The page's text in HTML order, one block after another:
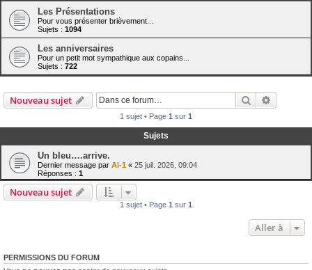
Les Présentations
Pour vous présenter brièvement...
Sujets : 1094
Les anniversaires
Pour un petit mot sympathique aux copains...
Sujets : 722
Nouveau sujet Rechercher
1 sujet • Page 1 sur 1
Sujets
Un bleu….arrive.
Dernier message par Al-1 « 25 juil. 2026, 09:04
Réponses : 1
Nouveau sujet
1 sujet • Page 1 sur 1
Aller à
PERMISSIONS DU FORUM